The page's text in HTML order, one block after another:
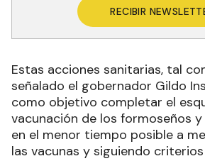
RECIBIR
Estas acciones sanitarias, tal
señalado el gobernador Gildo
como objetivo completar el
vacunación de los formoseños
en el menor tiempo posible a
las vacunas y siguiendo